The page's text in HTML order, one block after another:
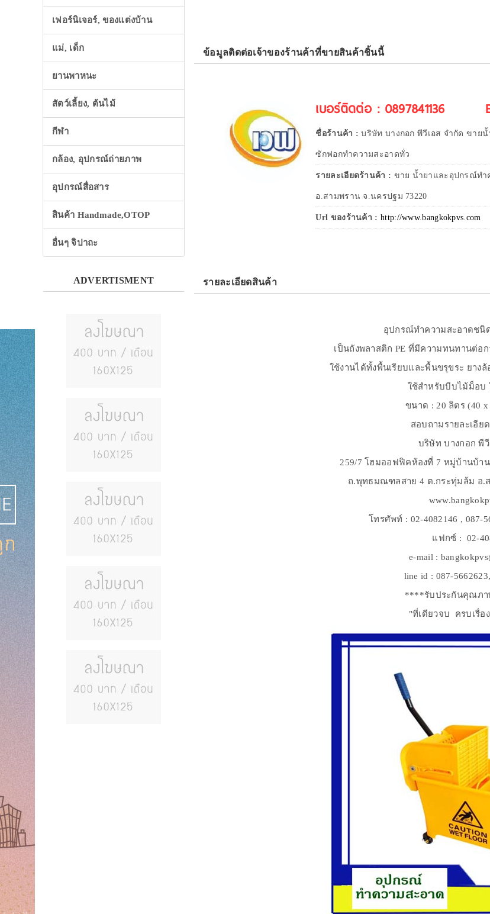
เฟอร์นิเจอร์, ของแต่งบ้าน
แม่, เด็ก
ยานพาหนะ
สัตว์เลี้ยง, ต้นไม้
กีฬา
กล้อง, อุปกรณ์ถ่ายภาพ
อุปกรณ์สื่อสาร
สินค้า Handmade,OTOP
อื่นๆ จิปาถะ
ADVERTISMENT
ข้อมูลติดต่อเจ้าของร้านค้าที่ขายสินค้าชิ้นนี้
เบอร์ติดต่อ : 0897841136
ชื่อร้านค้า :บริษัท บางกอก พีวีเอส จำกัด ขาย
ซักฟอกทำความสะอาดทั่ว
รายละเอียดร้านค้า : ขาย น้ำยาและอุปกรณ์ทำ
อ.สามพราน จ.นครปฐม 73220
Url ของร้านค้า : http://www.bangkokpvs.com
รายละเอียดสินค้า
อุปกรณ์ทำความสะอาดชนิ
เป็นถังพลาสติก PE ที่มีความทนทานต่อ
ใช้งานได้ทั้งพื้นเรียบและพื้นขรุขระ ยาง
ใช้สำหรับบีบไม้ม็อบ
ขนาด : 20 ลิตร (40
สอบถามรายละเอีย
บริษัท บางกอก พีวี
259/7 โฮมออฟฟิคห้องที่ 7 หมู่บ้านบ้า
ถ.พุทธมณฑลสาย 4 ต.กระทุ่มล้ม อ.
โทรศัพท์ : 02-4082146 , 087-
แฟกซ์ : 02-
e-mail :
line id : 087-
****รับประกันคุณภ
"ที่เดียวจบ ครบเรื่อ